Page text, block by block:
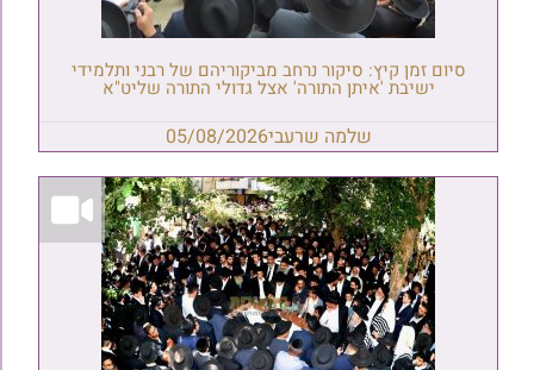
סיום זמן קיץ: סיקור נרחב מביקוריהם של רבני ותלמידי
ישיבת 'איתן התורה' אצל גדולי התורה שליט"א
שלמה שרעבי05/08/2026